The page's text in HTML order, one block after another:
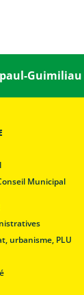
Guimiliau
Municipal
urbanisme, PLU